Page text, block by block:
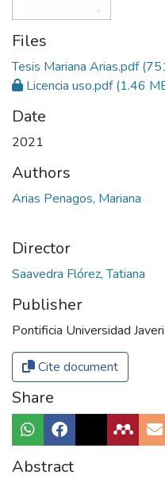
Files
Tesis Mariana Arias.pdf
Licencia uso.pdf(1.46
Date
2021
Authors
Arias Penagos, Mariana
Director
Saavedra Flórez, Tatiana
Publisher
Pontificia Universidad
Cite document
Share
Abstract